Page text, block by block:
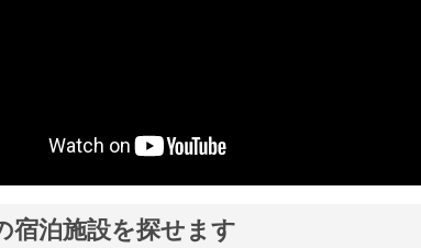
宿泊施設を探せます